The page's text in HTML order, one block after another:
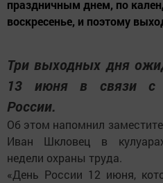
праздничным днем, по
воскресенье, и поэтому
Три выходных дня
13 июня в связи с
России.
Об этом напомнил
Иван Шкловец в
недели охраны труда.
«День России 12 июня,